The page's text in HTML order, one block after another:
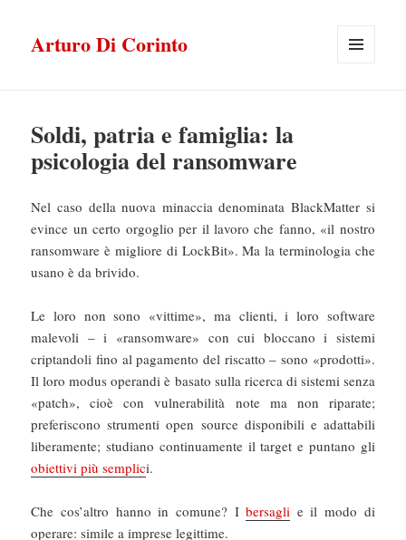
Arturo Di Corinto
Soldi, patria e famiglia: la
psicologia del ransomware
Nel caso della nuova minaccia denominata BlackMatter si
evince un certo orgoglio per il lavoro che fanno, «il nostro
ransomware è migliore di LockBit». Ma la terminologia che
usano è da brivido.
Le loro non sono «vittime», ma clienti, i loro software
malevoli – i «ransomware» con cui bloccano i sistemi
criptandoli fino al pagamento del riscatto – sono «prodotti».
Il loro modus operandi è basato sulla ricerca di sistemi senza
«patch», cioè con vulnerabilità note ma non riparate;
preferiscono strumenti open source disponibili e adattabili
liberamente; studiano continuamente il target e puntano gli
obiettivi più semplici.
Che cos’altro hanno in comune? Ibersagli e il modo di
operare: simile a imprese legittime.